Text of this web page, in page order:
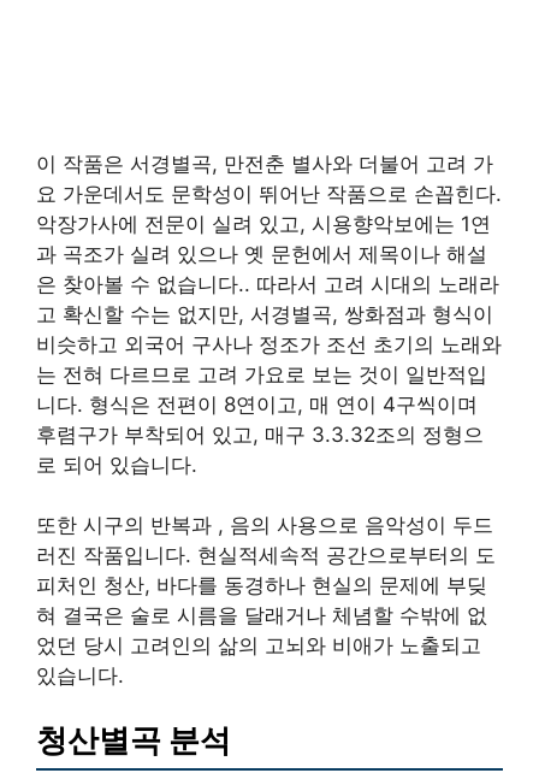
이 작품은 서경별곡, 만전춘 별사와 더불어 고려 가
요 가운데서도 문학성이 뛰어난 작품으로 손꼽힌다.
악장가사에 전문이 실려 있고, 시용향악보에는 1연
과 곡조가 실려 있으나 옛 문헌에서 제목이나 해설
은 찾아볼 수 없습니다.. 따라서 고려 시대의 노래라
고 확신할 수는 없지만, 서경별곡, 쌍화점과 형식이
비슷하고 외국어 구사나 정조가 조선 초기의 노래와
는 전혀 다르므로 고려 가요로 보는 것이 일반적입
니다. 형식은 전편이 8연이고, 매 연이 4구씩이며
후렴구가 부착되어 있고, 매구 3.3.32조의 정형으
로 되어 있습니다.
또한 시구의 반복과 , 음의 사용으로 음악성이 두드
러진 작품입니다. 현실적세속적 공간으로부터의 도
피처인 청산, 바다를 동경하나 현실의 문제에 부딪
혀 결국은 술로 시름을 달래거나 체념할 수밖에 없
었던 당시 고려인의 삶의 고뇌와 비애가 노출되고
있습니다.
청산별곡 분석